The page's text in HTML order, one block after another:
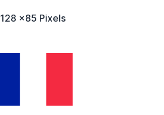
128 x85 Pixels